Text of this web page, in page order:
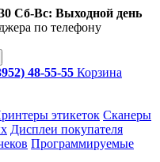
Сб-Вс: Выходной день
по телефону
48-55-55 Корзина
этикеток Сканеры
Дисплеи покупателя
Программируемые